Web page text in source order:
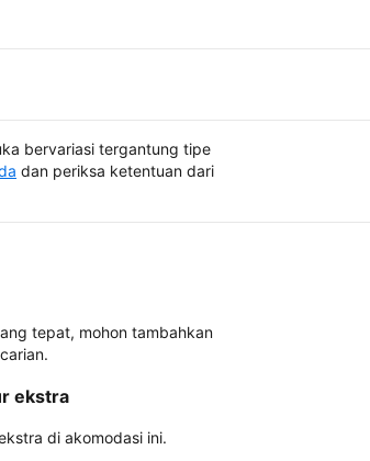
bervariasi tergantung tipe
dan periksa ketentuan dari
tepat, mohon tambahkan
ekstra
di akomodasi ini.